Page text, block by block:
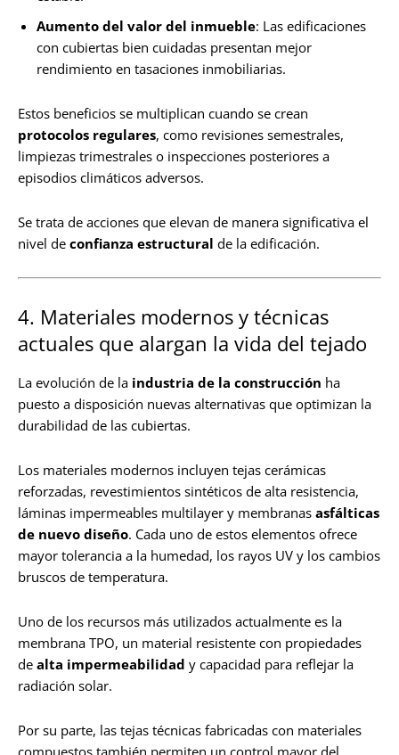
Aumento del valor del inmueble: Las edificaciones
con cubiertas bien cuidadas presentan mejor
rendimiento en tasaciones inmobiliarias.
Estos beneficios se multiplican cuando se crean
protocolos regulares, como revisiones semestrales,
limpiezas trimestrales o inspecciones posteriores a
episodios climáticos adversos.
Se trata de acciones que elevan de manera significativa el
nivel de confianza estructural de la edificación.
4. Materiales modernos y técnicas
actuales que alargan la vida del tejado
La evolución de la industria de la construcción ha
puesto a disposición nuevas alternativas que optimizan la
durabilidad de las cubiertas.
Los materiales modernos incluyen tejas cerámicas
reforzadas, revestimientos sintéticos de alta resistencia,
láminas impermeables multilayer y membranas asfálticas
de nuevo diseño. Cada uno de estos elementos ofrece
mayor tolerancia a la humedad, los rayos UV y los cambios
bruscos de temperatura.
Uno de los recursos más utilizados actualmente es la
membrana TPO, un material resistente con propiedades
de alta impermeabilidad y capacidad para reflejar la
radiación solar.
Por su parte, las tejas técnicas fabricadas con materiales